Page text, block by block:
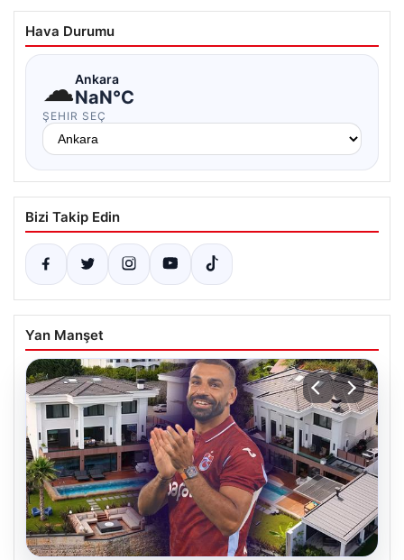
Hava Durumu
☁Ankara
NaN°C
ŞEHIR SEÇ
Bizi Takip Edin
Yan Manşet